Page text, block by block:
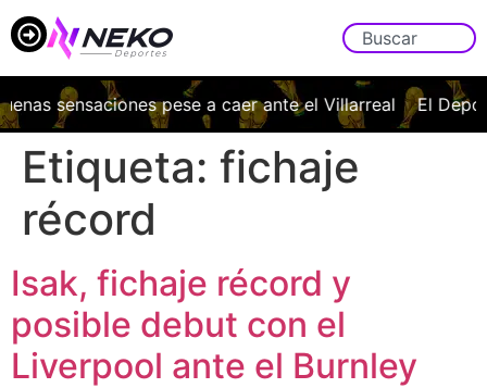
sensaciones pese a caer ante el Villarreal El
Etiqueta: fichaje
récord
Isak, fichaje récord y
posible debut con el
Liverpool ante el Burnley